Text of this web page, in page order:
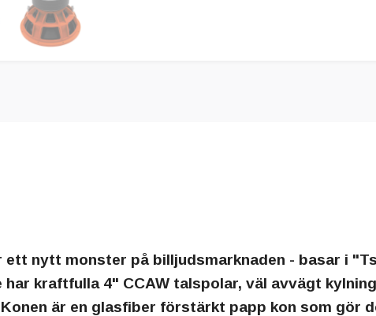
nytt monster på billjudsmarknaden - basar i
har kraftfulla 4" CCAW talspolar, väl avvägt
Konen är en glasfiber förstärkt papp kon som gör